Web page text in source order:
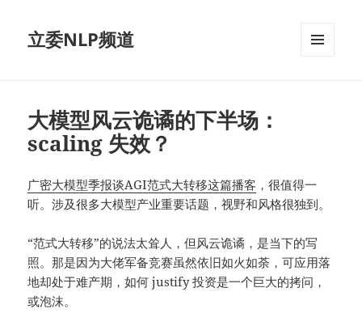
立委NLP频道
大模型风云诡谲的下半场：
scaling 失效？
广密大模型季报谈AGI范式大转移这篇播客 ，很值得一
听。涉及很多大模型产业重要话题，视野和风格很独到。
“范式大转移”的说法太耸人，但风云诡谲，是当下的写
照。那是因为大佬军备竞赛虽然依旧如火如荼，可应用落
地却处于难产期，如何 justify 投资是一个巨大的拷问，
或泡沫。